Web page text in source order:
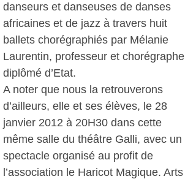
danseurs et danseuses de danses
africaines et de jazz à travers huit
ballets chorégraphiés par Mélanie
Laurentin, professeur et chorégraphe
diplômé d’Etat.
A noter que nous la retrouverons
d’ailleurs, elle et ses élèves, le 28
janvier 2012 à 20H30 dans cette
même salle du théâtre Galli, avec un
spectacle organisé au profit de
l’association le Haricot Magique. Arts